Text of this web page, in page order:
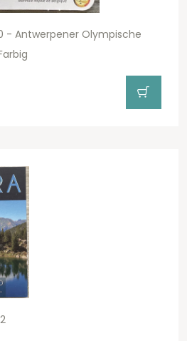
- Antwerpener Olympische